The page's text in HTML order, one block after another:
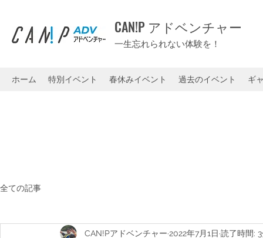
CAN!P アドベンチャー
一生忘れられない体験を！
ホーム 特別イベント 春休みイベント 過去のイベント ギ
全ての記事
CAN!Pアドベンチャー 2022年7月1日 読了時間: